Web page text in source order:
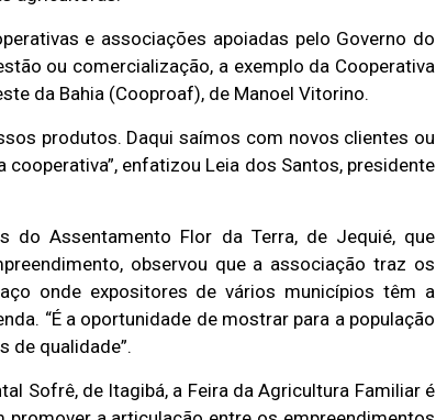
e associações apoiadas pelo Governo do
ou comercialização, a exemplo da Cooperativa
da Bahia (Cooproaf), de Manoel Vitorino.
produtos. Daqui saímos com novos clientes ou
enfatizou Leia dos Santos, presidente
do Assentamento Flor da Terra, de Jequié, que
observou que a associação traz os
onde expositores de vários municípios têm a
“É a oportunidade de mostrar para a população
de qualidade”.
Sofrê, de Itagibá, a Feira da Agricultura Familiar é